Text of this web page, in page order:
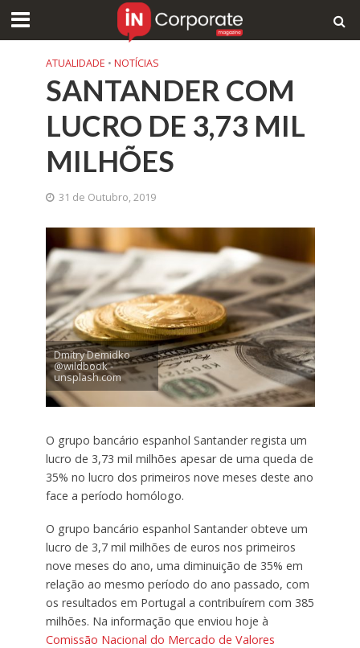
ATUALIDADE • NOTÍCIAS
SANTANDER COM
LUCRO DE 3,73 MIL
MILHÕES
31 de Outubro, 2019
Dmitry Demidko
@wildbook -
unsplash.com
O grupo bancário espanhol Santander regista um
lucro de 3,73 mil milhões apesar de uma queda de
35% no lucro dos primeiros nove meses deste ano
face a período homólogo.
O grupo bancário espanhol Santander obteve um
lucro de 3,7 mil milhões de euros nos primeiros
nove meses do ano, uma diminuição de 35% em
relação ao mesmo período do ano passado, com
os resultados em Portugal a contribuírem com 385
milhões. Na informação que enviou hoje à
Comissão Nacional do Mercado de Valores